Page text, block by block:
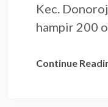
Kec.
hampir 200
Continue